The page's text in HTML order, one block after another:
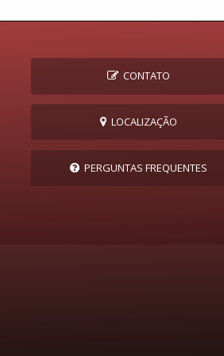
CONTATO
LOCALIZAÇÃO
PERGUNTAS FREQUENTES